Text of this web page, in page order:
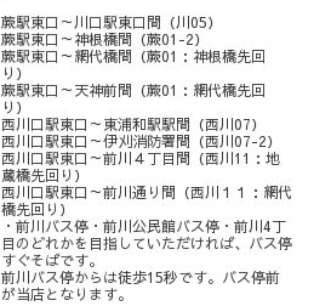
蕨駅東口～川口駅東口間（川05）
蕨駅東口～神根橋間（蕨01-2）
蕨駅東口～網代橋間（蕨01：神根橋先回
り）
蕨駅東口～天神前間（蕨01：網代橋先回
り）
西川口駅東口～東浦和駅駅間（西川07）
西川口駅東口～伊刈消防署間（西川07-2）
西川口駅東口～前川４丁目間（西川11：地
蔵橋先回り）
西川口駅東口～前川通り間（西川１１：網代
橋先回り）
・前川バス停・前川公民館バス停・前川4丁
目のどれかを目指していただければ、バス停
すぐそばです。
前川バス停からは徒歩15秒です。バス停前
が当店となります。